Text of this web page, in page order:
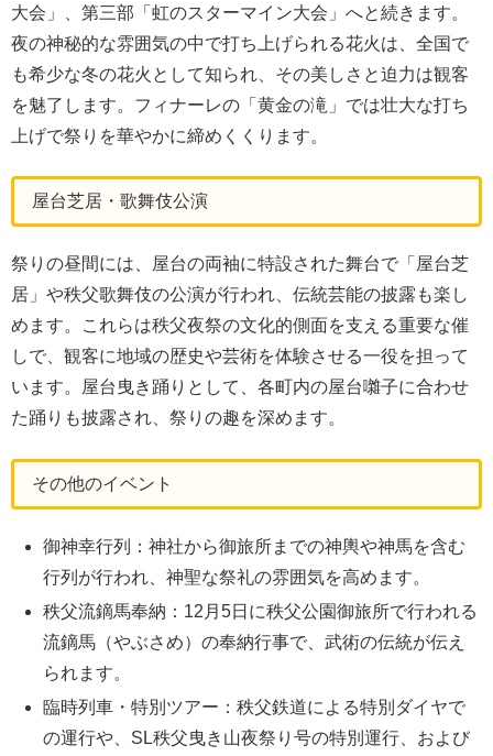
大会」、第三部「虹のスターマイン大会」へと続きます。
夜の神秘的な雰囲気の中で打ち上げられる花火は、全国で
も希少な冬の花火として知られ、その美しさと迫力は観客
を魅了します。フィナーレの「黄金の滝」では壮大な打ち
上げで祭りを華やかに締めくくります。
屋台芝居・歌舞伎公演
祭りの昼間には、屋台の両袖に特設された舞台で「屋台芝
居」や秩父歌舞伎の公演が行われ、伝統芸能の披露も楽し
めます。これらは秩父夜祭の文化的側面を支える重要な催
しで、観客に地域の歴史や芸術を体験させる一役を担って
います。屋台曳き踊りとして、各町内の屋台囃子に合わせ
た踊りも披露され、祭りの趣を深めます。
その他のイベント
御神幸行列：神社から御旅所までの神輿や神馬を含む
行列が行われ、神聖な祭礼の雰囲気を高めます。
秩父流鏑馬奉納：12月5日に秩父公園御旅所で行われる
流鏑馬（やぶさめ）の奉納行事で、武術の伝統が伝え
られます。
臨時列車・特別ツアー：秩父鉄道による特別ダイヤで
の運行や、SL秩父曳き山夜祭り号の特別運行、および